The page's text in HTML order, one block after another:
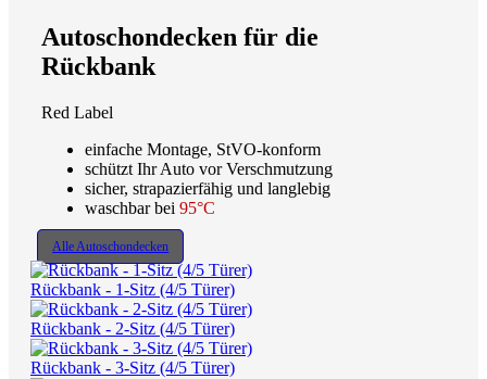
Autoschondecken für die
Rückbank
Red Label
einfache Montage, StVO-konform
schützt Ihr Auto vor Verschmutzung
sicher, strapazierfähig und langlebig
waschbar bei 95°C
Alle Autoschondecken
Rückbank - 1-Sitz (4/5 Türer)
Rückbank - 2-Sitz (4/5 Türer)
Rückbank - 3-Sitz (4/5 Türer)